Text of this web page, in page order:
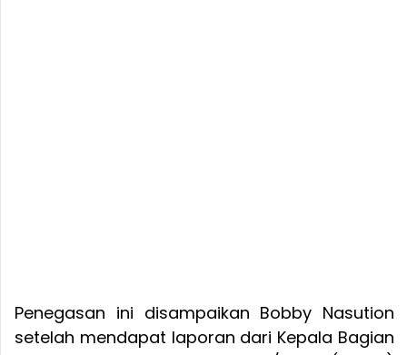
Penegasan ini disampaikan Bobby Nasution
setelah mendapat laporan dari Kepala Bagian